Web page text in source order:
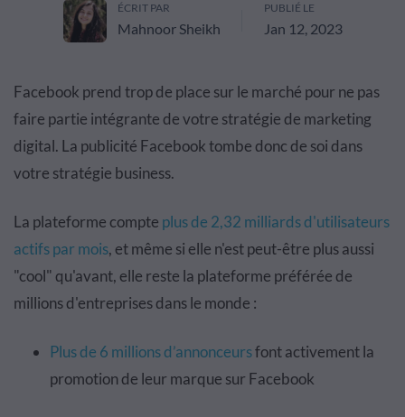
ÉCRIT PAR
Mahnoor Sheikh
PUBLIÉ LE
Jan 12, 2023
Facebook prend trop de place sur le marché pour ne pas
faire partie intégrante de votre stratégie de marketing
digital. La publicité Facebook tombe donc de soi dans
votre stratégie business.
La plateforme compte plus de 2,32 milliards d'utilisateurs
actifs par mois, et même si elle n'est peut-être plus aussi
"cool" qu'avant, elle reste la plateforme préférée de
millions d'entreprises dans le monde :
Plus de 6 millions d’annonceursfont activement la
promotion de leur marque sur Facebook